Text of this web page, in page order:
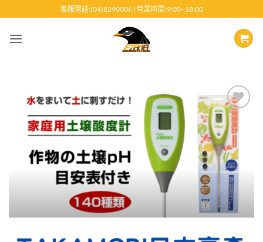
至
客服電話:(04)8290006 | 營業時間:9:00~18:00
Add to
wishlist